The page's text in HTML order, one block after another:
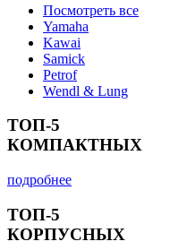
Посмотреть все
Yamaha
Kawai
Samick
Petrof
Wendl & Lung
ТОП-5
КОМПАКТНЫХ
подробнее
ТОП-5
КОРПУСНЫХ